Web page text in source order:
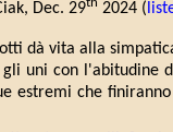
Dec. 29th 2024 (
dà vita alla
uni con l'abitudine
estremi che finiranno